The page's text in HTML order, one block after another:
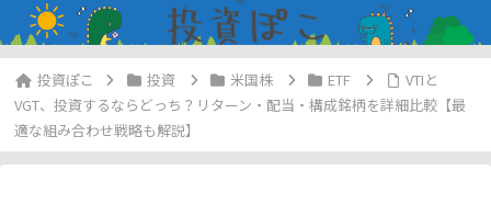
投資 米国株 ETF
VTIと
VGT、投資するならどっち？リターン・配当・構成銘柄を詳細比較【最
適な組み合わせ戦略も解説】